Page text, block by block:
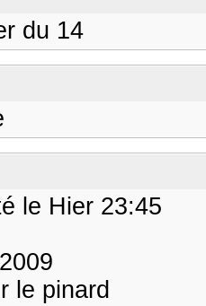
du 14
le Hier 23:45
le pinard